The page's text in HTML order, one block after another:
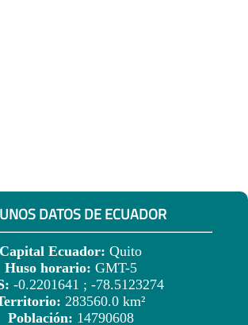
DATOS DE ECUADOR
Capital Ecuador: Quito
Huso horario: GMT-5
-0.2201641 ; -78.5123274
283560.0 km²
Población: 14790608